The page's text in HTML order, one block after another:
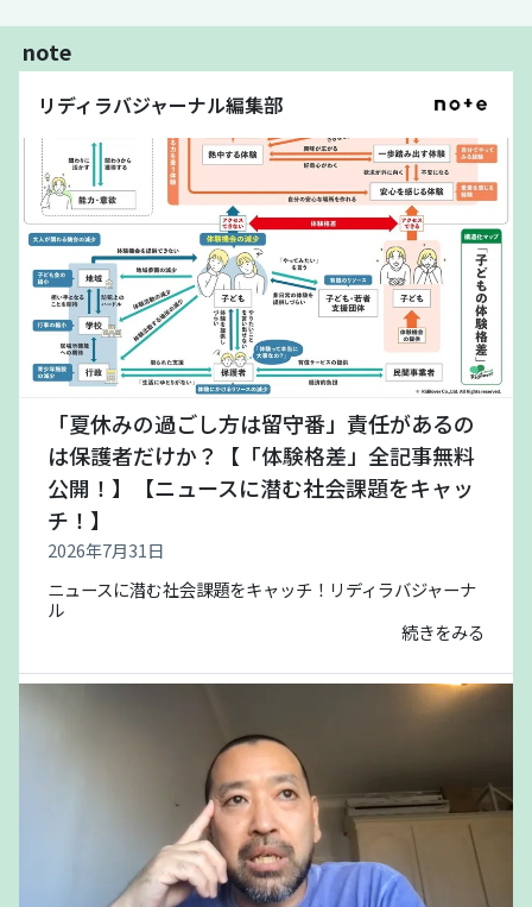
note
リディラバジャーナル編集部
「夏休みの過ごし方は留守番」責任があるの
は保護者だけか？【「体験格差」全記事無料
公開！】【ニュースに潜む社会課題をキャッ
チ！】
2026年7月31日
ニュースに潜む社会課題をキャッチ！リディラバジャーナ
ル
続きをみる